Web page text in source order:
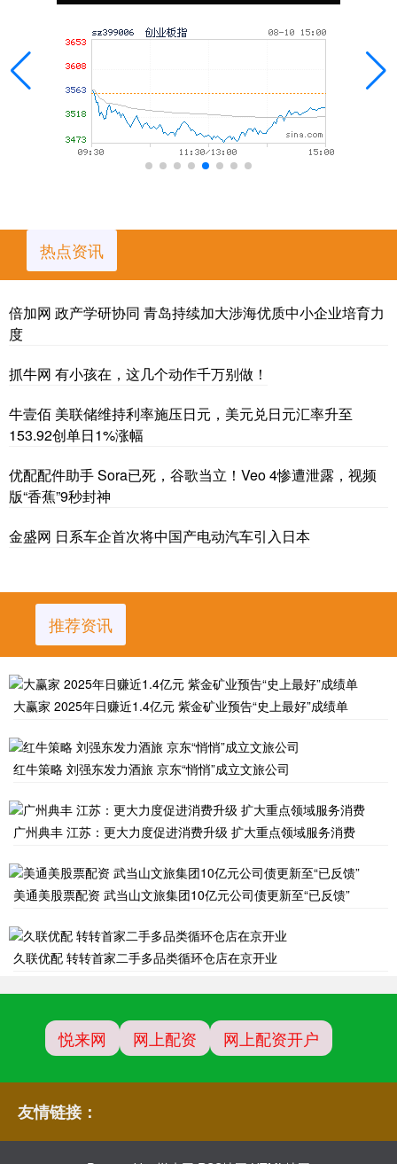
热点资讯
倍加网 政产学研协同 青岛持续加大涉海优质中小企业培育力
度
抓牛网 有小孩在，这几个动作千万别做！
牛壹佰 美联储维持利率施压日元，美元兑日元汇率升至
153.92创单日1%涨幅
优配配件助手 Sora已死，谷歌当立！Veo 4惨遭泄露，视频
版“香蕉”9秒封神
金盛网 日系车企首次将中国产电动汽车引入日本
推荐资讯
大赢家 2025年日赚近1.4亿元 紫金矿业预告“史上最好”成绩单
红牛策略 刘强东发力酒旅 京东“悄悄”成立文旅公司
广州典丰 江苏：更大力度促进消费升级 扩大重点领域服务消费
美通美股票配资 武当山文旅集团10亿元公司债更新至“已反馈”
久联优配 转转首家二手多品类循环仓店在京开业
悦来网 网上配资 网上配资开户
友情链接：